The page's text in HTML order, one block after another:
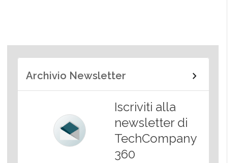
Archivio Newsletter
Iscriviti alla
newsletter di
TechCompany
360